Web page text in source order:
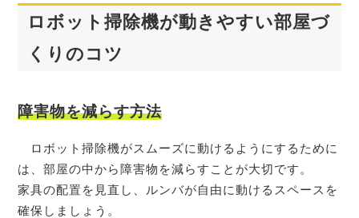
ロボット掃除機が動きやすい部屋づ
くりのコツ
障害物を減らす方法
ロボット掃除機がスムーズに動けるようにするために
は、部屋の中から障害物を減らすことが大切です。
家具の配置を見直し、ルンバが自由に動けるスペースを
確保しましょう。